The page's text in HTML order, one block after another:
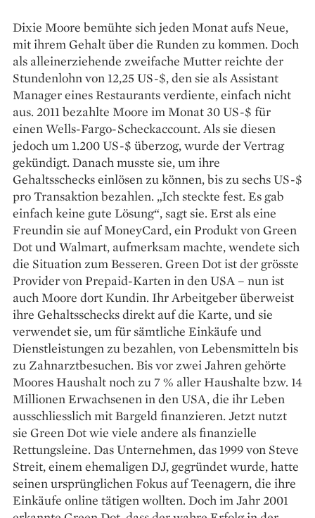
Dixie Moore bemühte sich ­jeden Monat aufs Neue,
mit ihrem Gehalt über die Runden zu kommen. Doch
als alleinerziehende zweifache Mutter reichte der
Stundenlohn von 12,25 US-$, den sie als Assistant
Manager eines Restaurants verdiente, einfach nicht
aus. 2011 bezahlte Moore im Monat 30 US-$ für
einen Wells-Fargo-Scheckaccount. Als sie diesen
jedoch um 1.200 US-$ überzog, wurde der Vertrag
gekündigt. Danach musste sie, um ihre
Gehaltsschecks einlösen zu können, bis zu sechs US-$
pro Transaktion bezahlen. „Ich steckte fest. Es gab
einfach keine gute Lösung“, sagt sie. Erst als eine
Freundin sie auf MoneyCard, ein Produkt von Green
Dot und Walmart, aufmerksam machte, wendete sich
die Situation zum Besseren. Green Dot ist der grösste
Provider von Prepaid-Karten in den USA – nun ist
auch Moore dort Kundin. Ihr ­Arbeitgeber überweist
ihre Gehaltsschecks direkt auf die Karte, und sie
verwendet sie, um für sämtliche Einkäufe und
Dienstleistungen zu bezahlen, von Lebensmitteln bis
zu Zahnarzt­besuchen. Bis vor zwei Jahren ­gehörte
Moores Haushalt noch zu 7 % aller Haushalte bzw. 14
Millionen Erwachsenen in den USA, die ihr Leben
ausschliesslich mit Bargeld finanzieren. Jetzt nutzt
sie Green Dot wie viele andere als ­finanzielle
Rettungsleine. Das Unternehmen, das 1999 von Steve
Streit, einem ehemaligen DJ, gegründet wurde, hatte
seinen ursprünglichen Fokus auf Teenagern, die ihre
Einkäufe online tätigen wollten. Doch im Jahr 2001